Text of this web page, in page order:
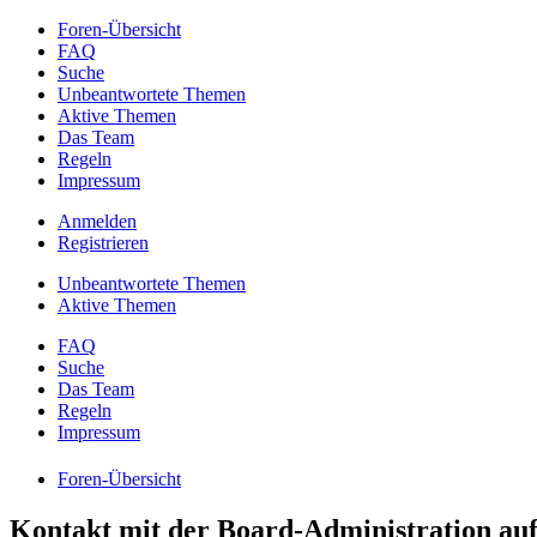
Foren-Übersicht
FAQ
Suche
Unbeantwortete Themen
Aktive Themen
Das Team
Regeln
Impressum
Anmelden
Registrieren
Unbeantwortete Themen
Aktive Themen
FAQ
Suche
Das Team
Regeln
Impressum
Foren-Übersicht
Kontakt mit der Board-Administration